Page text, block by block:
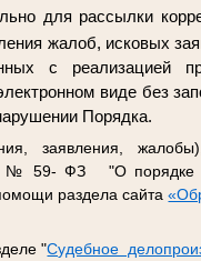
для рассылки
жалоб, исковых
с реализацией
виде без
Порядка.
заявления,
№ 59- ФЗ "О порядке
раздела сайта
"Судебное